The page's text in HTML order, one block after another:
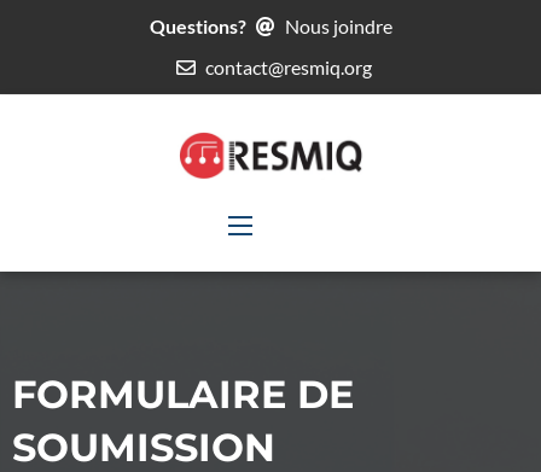
Questions?
Nous joindre
contact@resmiq.org
FORMULAIRE DE
SOUMISSION